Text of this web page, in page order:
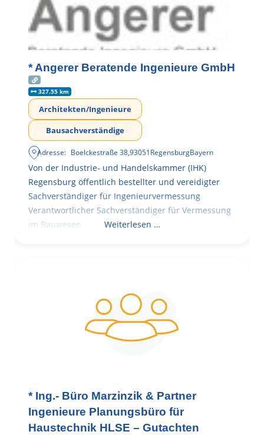
* Angerer Beratende Ingenieure GmbH
327.55 km
Architekten/Ingenieure
Bausachverständige
Adresse: Boelckestraße 38,93051RegensburgBayern
Von der Industrie- und Handelskammer (IHK)
Regensburg öffentlich bestellter und vereidigter
Sachverständiger für Ingenieurvermessung
Verantwortlicher Sachverständiger für Vermessung
im Bauwesen
Weiterlesen …
* Ing.- Büro Marzinzik & Partner
Ingenieure Planungsbüro für
Haustechnik HLSE – Gutachten